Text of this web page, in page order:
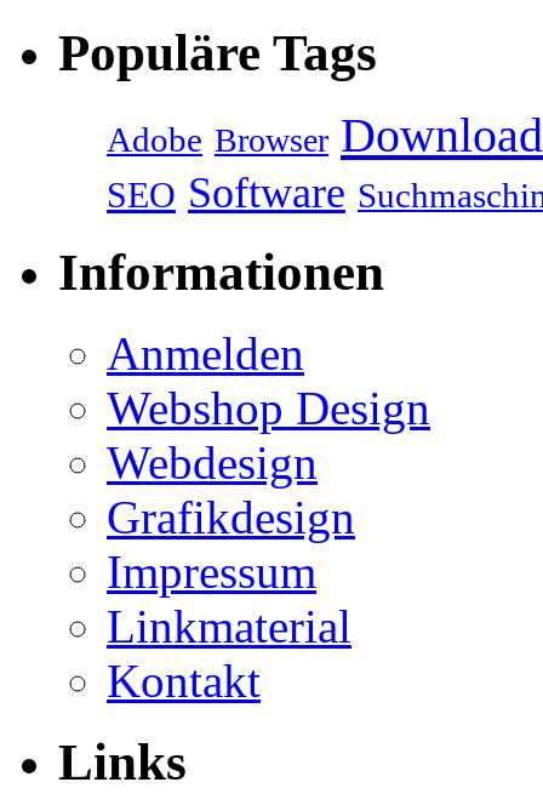
Populäre Tags
Adobe Browser Download
SEO Software
Informationen
Anmelden
Webshop Design
Webdesign
Grafikdesign
Impressum
Linkmaterial
Kontakt
Links